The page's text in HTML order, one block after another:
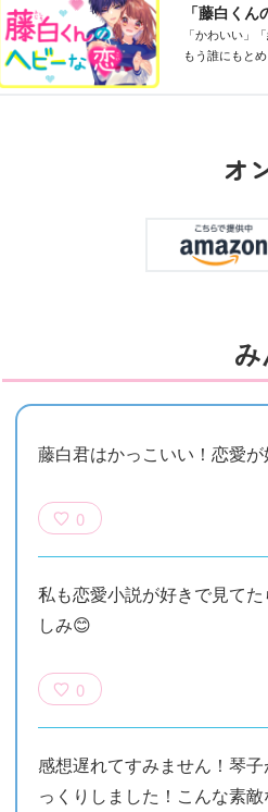
「藤白く
「かわいい」
もう誰にもと
オ
藤白君はかっこいい！恋愛
0
私も恋愛小説が好きで見て
しみ😊
0
感想遅れてすみません！琴
っくりしました！こんな素